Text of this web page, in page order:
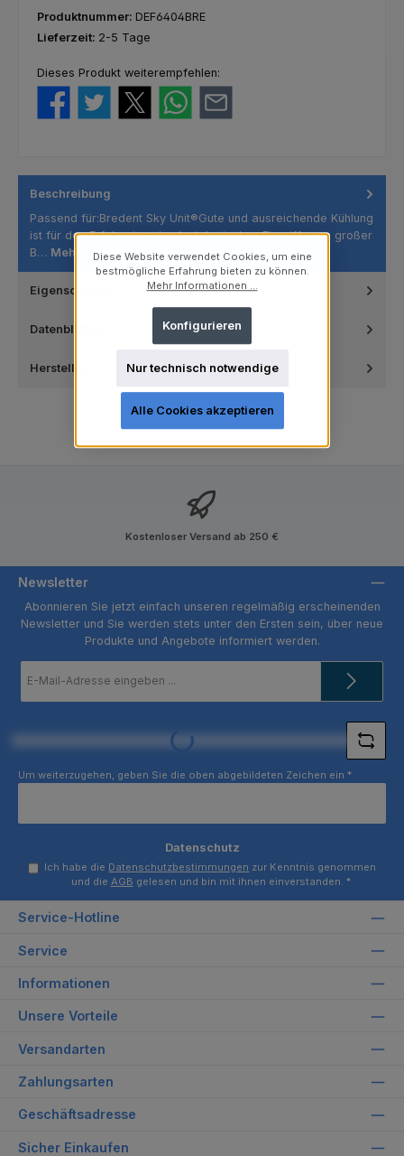
Produktnummer: DEF6404BRE
Lieferzeit: 2-5 Tage
Dieses Produkt weiterempfehlen:
Beschreibung
Passend für:Bredent Sky Unit®Gute und ausreichende Kühlung
ist für den Erfolg eines implantologischen Eingriffs von großer
B… Mehr
Eigenschaften
Datenblätter
Hersteller
Kostenloser Versand ab 250 €
Newsletter
Abonnieren Sie jetzt einfach unseren regelmäßig erscheinenden
Newsletter und Sie werden stets unter den Ersten sein, über neue
Produkte und Angebote informiert werden.
Mail-
Loading...
Um weiterzugehen, geben Sie die oben abgebildeten Zeichen ein *
Datenschutz
Ich habe die Datenschutzbestimmungen zur Kenntnis genommen
und die AGB gelesen und bin mit ihnen einverstanden. *
Service-Hotline
Service
Informationen
Unsere Vorteile
Versandarten
Zahlungsarten
Geschäftsadresse
Sicher Einkaufen
Diese Website verwendet Cookies, um eine
bestmögliche Erfahrung bieten zu können.
Mehr Informationen ...
Nur technisch notwendige
Konfigurieren
Alle Cookies akzeptieren